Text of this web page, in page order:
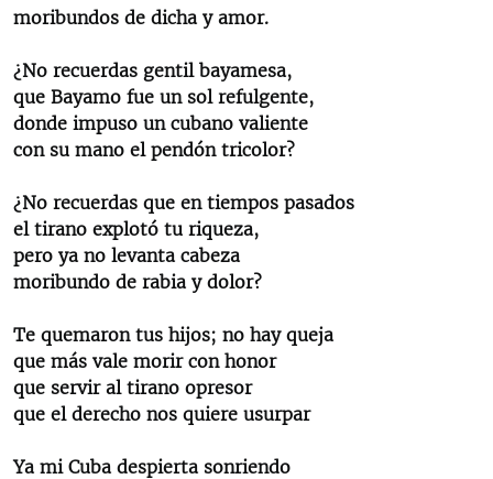
moribundos de dicha y amor.
¿No recuerdas gentil bayamesa,
que Bayamo fue un sol refulgente,
donde impuso un cubano valiente
con su mano el pendón tricolor?
¿No recuerdas que en tiempos pasados
el tirano explotó tu riqueza,
pero ya no levanta cabeza
moribundo de rabia y dolor?
Te quemaron tus hijos; no hay queja
que más vale morir con honor
que servir al tirano opresor
que el derecho nos quiere usurpar
Ya mi Cuba despierta sonriendo